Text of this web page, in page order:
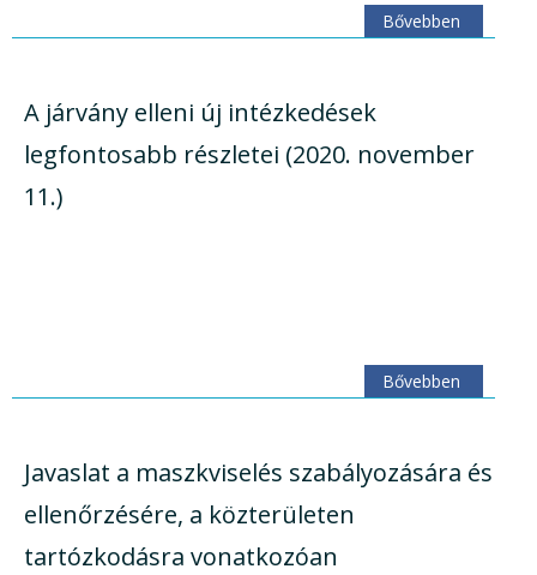
Bővebben
A járvány elleni új intézkedések
legfontosabb részletei (2020. november
11.)
Bővebben
Javaslat a maszkviselés szabályozására és
ellenőrzésére, a közterületen
tartózkodásra vonatkozóan